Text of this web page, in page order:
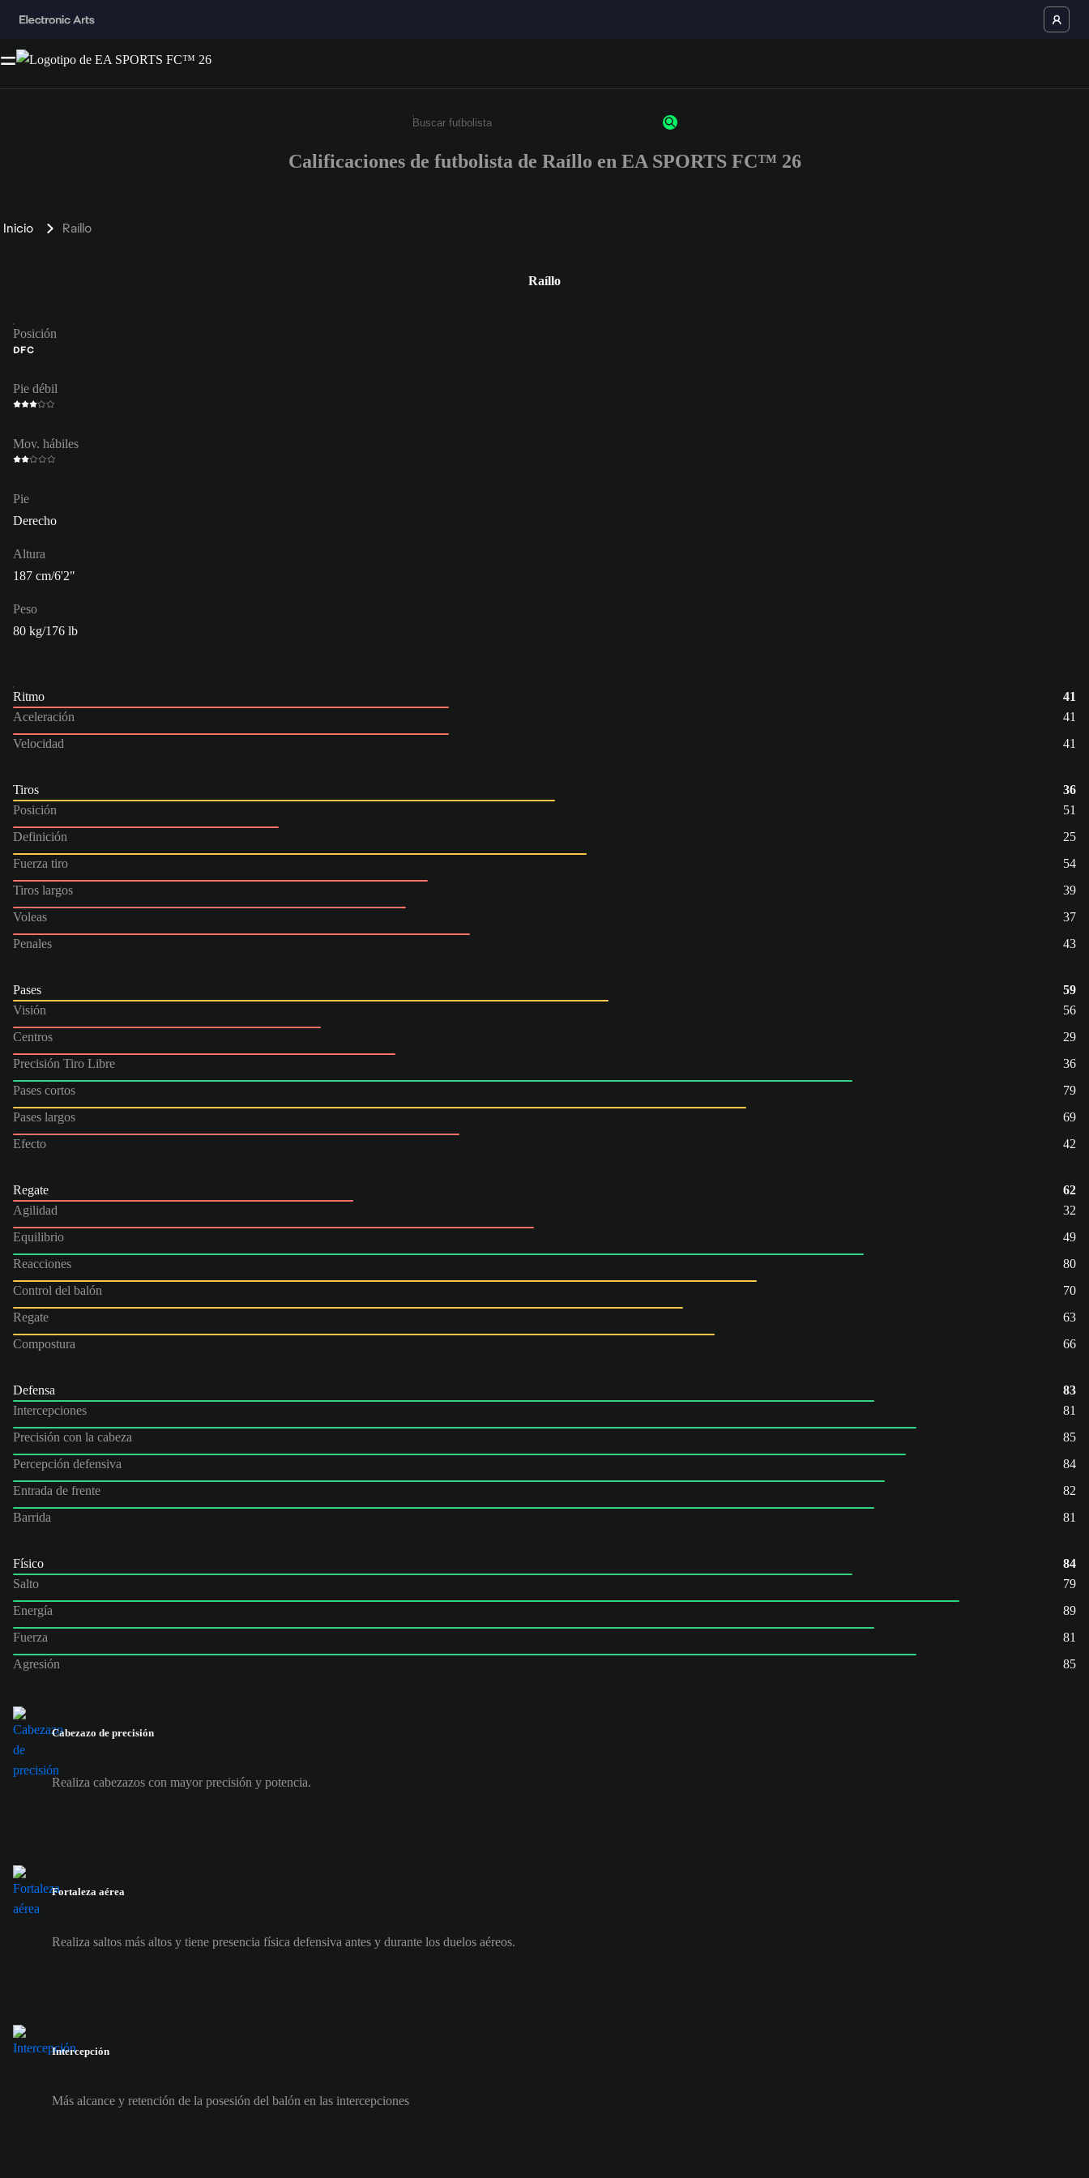
Ingresa un mínimo de 3 caracteres o números
Calificaciones de futbolista de Raíllo en EA SPORTS FC™ 26
Inicio Raíllo
Raíllo
Posición
DFC
Pie débil
Mov. hábiles
Pie
Derecho
Altura
187 cm/6'2"
Peso
80 kg/176 lb
Ritmo
41
Aceleración
41
Velocidad
41
Tiros
36
Posición
51
Definición
25
Fuerza tiro
54
Tiros largos
39
Voleas
37
Penales
43
Pases
59
Visión
56
Centros
29
Precisión Tiro Libre
36
Pases cortos
79
Pases largos
69
Efecto
42
Regate
62
Agilidad
32
Equilibrio
49
Reacciones
80
Control del balón
70
Regate
63
Compostura
66
Defensa
83
Intercepciones
81
Precisión con la cabeza
85
Percepción defensiva
84
Entrada de frente
82
Barrida
81
Físico
84
Salto
79
Energía
89
Fuerza
81
Agresión
85
Cabezazo de precisión
Realiza cabezazos con mayor precisión y potencia.
Fortaleza aérea
Realiza saltos más altos y tiene presencia física defensiva antes y durante los duelos aéreos.
Intercepción
Más alcance y retención de la posesión del balón en las intercepciones